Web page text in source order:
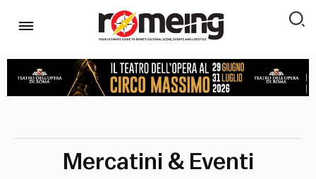
Mercatini & Eventi